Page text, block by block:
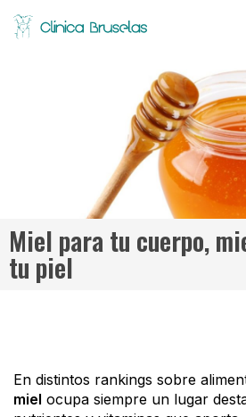
Miel para tu cuerpo,
tu piel
En distintos rankings sobre
miel ocupa siempre un lugar